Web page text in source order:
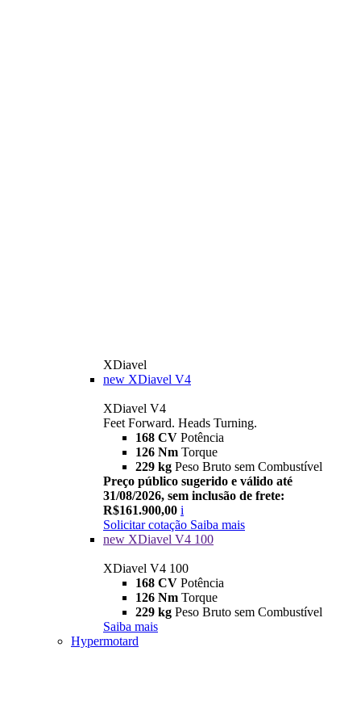
XDiavel
new XDiavel V4
XDiavel V4
Feet Forward. Heads Turning.
168 CV Potência
126 Nm Torque
229 kg Peso Bruto sem Combustível
Preço público sugerido e válido até
31/08/2026, sem inclusão de frete:
R$161.900,00 i
Solicitar cotação Saiba mais
new XDiavel V4 100
XDiavel V4 100
168 CV Potência
126 Nm Torque
229 kg Peso Bruto sem Combustível
Saiba mais
Hypermotard